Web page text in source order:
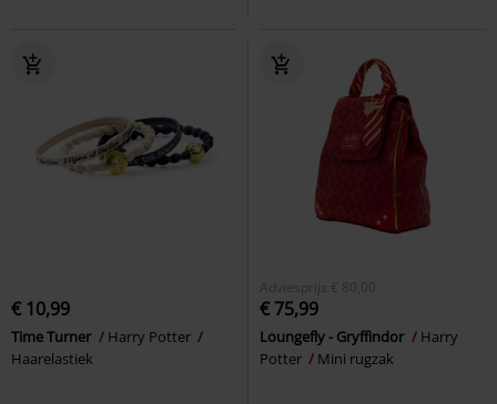
€ 10,99
Time Turner
Harry Potter
Haarelastiek
Adviesprijs € 80,00
€ 75,99
Loungefly - Gryffindor
Harry
Potter
Mini rugzak